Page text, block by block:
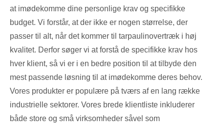
at imødekomme dine personlige krav og specifikke
budget. Vi forstår, at der ikke er nogen størrelse, der
passer til alt, når det kommer til tarpaulinovertræk i høj
kvalitet. Derfor søger vi at forstå de specifikke krav hos
hver klient, så vi er i en bedre position til at tilbyde den
mest passende løsning til at imødekomme deres behov.
Vores produkter er populære på tværs af en lang række
industrielle sektorer. Vores brede klientliste inkluderer
både store og små virksomheder såvel som